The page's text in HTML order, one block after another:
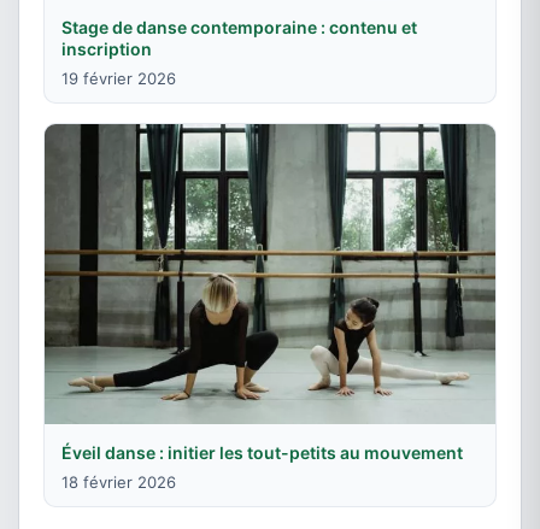
Stage de danse contemporaine : contenu et
inscription
19 février 2026
Éveil danse : initier les tout-petits au mouvement
18 février 2026